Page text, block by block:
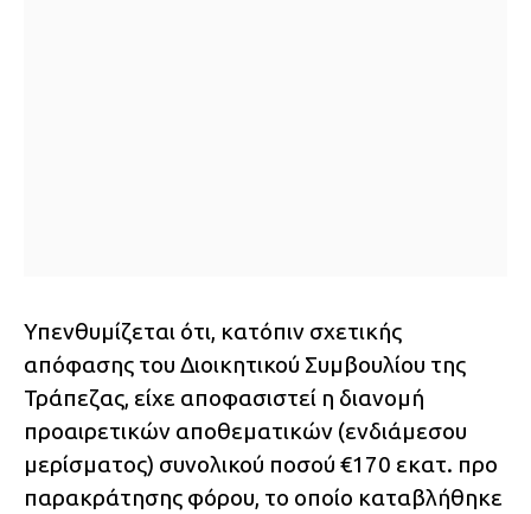
Υπενθυμίζεται ότι, κατόπιν σχετικής
απόφασης του Διοικητικού Συμβουλίου της
Τράπεζας, είχε αποφασιστεί η διανομή
προαιρετικών αποθεματικών (ενδιάμεσου
μερίσματος) συνολικού ποσού €170 εκατ. προ
παρακράτησης φόρου, το οποίο καταβλήθηκε